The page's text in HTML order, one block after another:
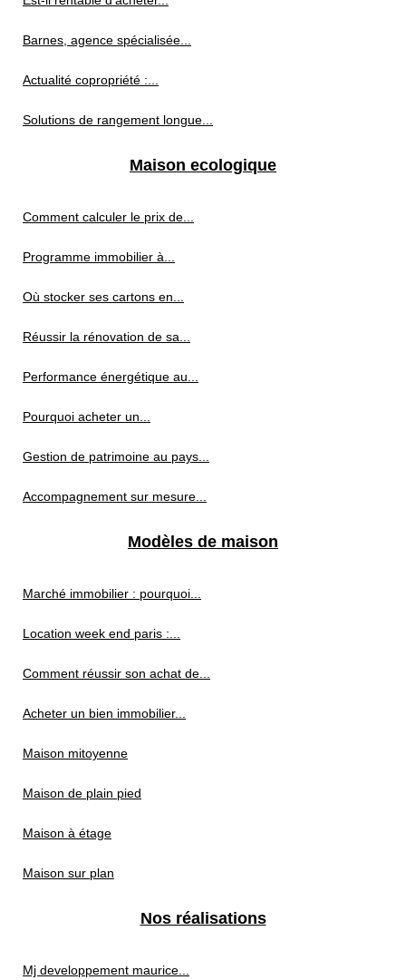
Barnes, agence spécialisée...
Actualité copropriété :...
Solutions de rangement longue...
Maison ecologique
Comment calculer le prix de...
Programme immobilier à...
Où stocker ses cartons en...
Réussir la rénovation de sa...
Performance énergétique au...
Pourquoi acheter un...
Gestion de patrimoine au pays...
Accompagnement sur mesure...
Modèles de maison
Marché immobilier : pourquoi...
Location week end paris :...
Comment réussir son achat de...
Acheter un bien immobilier...
Maison mitoyenne
Maison de plain pied
Maison à étage
Maison sur plan
Nos réalisations
Mj developpement maurice...